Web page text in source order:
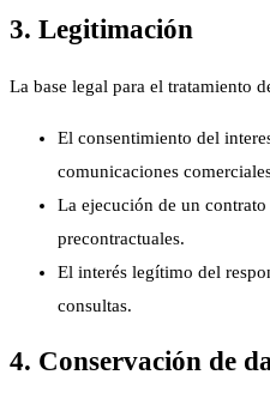
3. Legitimación
La base legal para el tratamiento
El consentimiento del
comunicaciones
La ejecución de un
precontractuales.
El interés legítimo del
consultas.
4. Conservación de